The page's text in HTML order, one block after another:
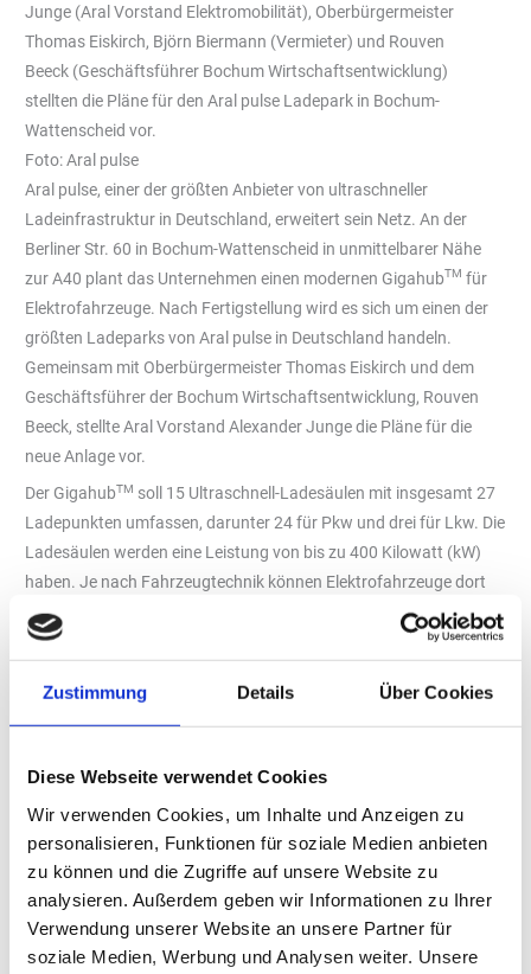
Zustimmung Details Über Cookies
Diese Webseite verwendet Cookies
Wir verwenden Cookies, um Inhalte und Anzeigen zu
personalisieren, Funktionen für soziale Medien anbieten
zu können und die Zugriffe auf unsere Website zu
analysieren. Außerdem geben wir Informationen zu Ihrer
Verwendung unserer Website an unsere Partner für
soziale Medien, Werbung und Analysen weiter. Unsere
Junge (Aral Vorstand Elektromobilität), Oberbürgermeister
Thomas Eiskirch, Björn Biermann (Vermieter) und Rouven
Beeck (Geschäftsführer Bochum Wirtschaftsentwicklung)
stellten die Pläne für den Aral pulse Ladepark in Bochum-
Wattenscheid vor.
Foto: Aral pulse
Aral pulse, einer der größten Anbieter von ultraschneller
Ladeinfrastruktur in Deutschland, erweitert sein Netz. An der
Berliner Str. 60 in Bochum-Wattenscheid in unmittelbarer Nähe
zur A40 plant das Unternehmen einen modernen GigahubTM für
Elektrofahrzeuge. Nach Fertigstellung wird es sich um einen der
größten Ladeparks von Aral pulse in Deutschland handeln.
Gemeinsam mit Oberbürgermeister Thomas Eiskirch und dem
Geschäftsführer der Bochum Wirtschaftsentwicklung, Rouven
Beeck, stellte Aral Vorstand Alexander Junge die Pläne für die
neue Anlage vor.
Der GigahubTM soll 15 Ultraschnell-Ladesäulen mit insgesamt 27
Ladepunkten umfassen, darunter 24 für Pkw und drei für Lkw. Die
Ladesäulen werden eine Leistung von bis zu 400 Kilowatt (kW)
haben. Je nach Fahrzeugtechnik können Elektrofahrzeuge dort
innerhalb von 10 Minuten bis zu 300 Kilometer Reichweite laden.
Auf dem Dach der Anlage ist eine Photovoltaik-Anlage geplant.
vorgesehen. Die Anlage soll im Dezember 2025 fertiggestellt
werden.
Wichtige Weiche für nachhaltige Antriebstechnik
Heute stellen wir eine wichtige Weiche für die nachhaltige
Antriebstechnik der Zukunft. Der Ladepark an der Berliner Straße
ist dabei ein weiterer wichtiger Meilenstein in der Entwicklung
unserer Stadt“, so Oberbürgermeister Thomas Eiskirch. „Ich freue